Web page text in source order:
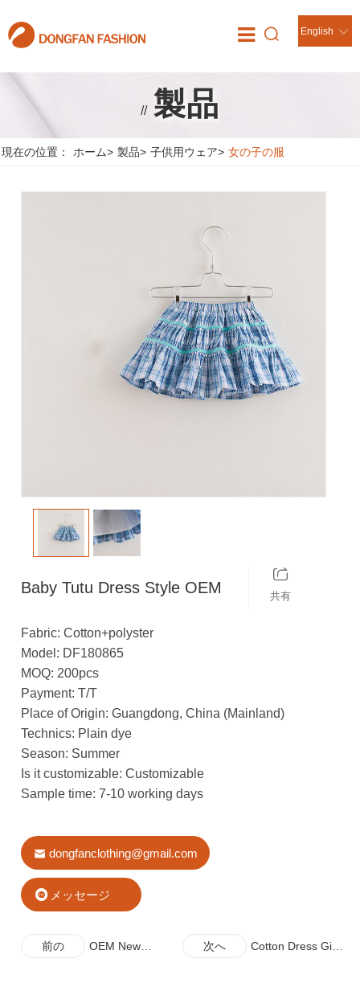
English
// 製品
現在の位置： ホーム> 製品> 子供用ウェア> 女の子の服
Baby Tutu Dress Style OEM 共有
Fabric: Cotton+polyster
Model: DF180865
MOQ: 200pcs
Payment: T/T
Place of Origin: Guangdong, China (Mainland)
Technics: Plain dye
Season: Summer
Is it customizable: Customizable
Sample time: 7-10 working days
dongfanclothing@gmail.com
メッセージ
前の
OEM New
次へ
Cotton Dress Girl